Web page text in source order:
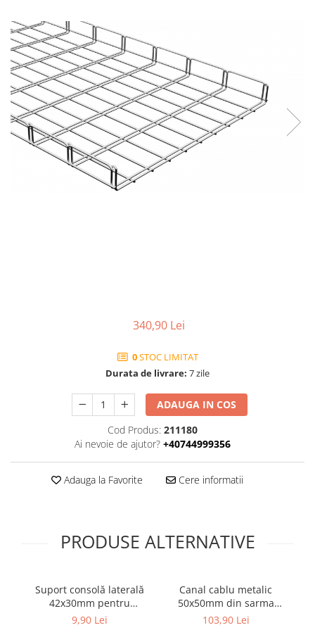
Contactoare si relee
Intrerupatoare pentru tablouri
electrice
Alte aparataje
Lampi
Industriale
Proiectoare
Prelungitoare industriale
Cleme diverse
Papuci si mufe
Doze electrice
Doze aluminiu
Prize si fise trifazice
Trasee electrice
Canal cablu plastic PVC
340,90 Lei
0STOC LIMITAT
Durata de livrare: 7 zile
ADAUGA IN COS
Cod Produs: 211180
Ai nevoie de ajutor? +40744999356
Adauga la Favorite Cere informatii
PRODUSE ALTERNATIVE
Suport consolă laterală
42x30mm pentru
ancorare canal cablu din
9,90 Lei
Canal cablu metalic
50x50mm din sarma
mesh galvanizat lungime
103,90 Lei